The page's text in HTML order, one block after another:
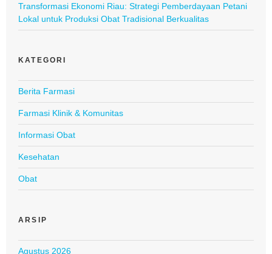
Transformasi Ekonomi Riau: Strategi Pemberdayaan Petani
Lokal untuk Produksi Obat Tradisional Berkualitas
KATEGORI
Berita Farmasi
Farmasi Klinik & Komunitas
Informasi Obat
Kesehatan
Obat
ARSIP
Agustus 2026